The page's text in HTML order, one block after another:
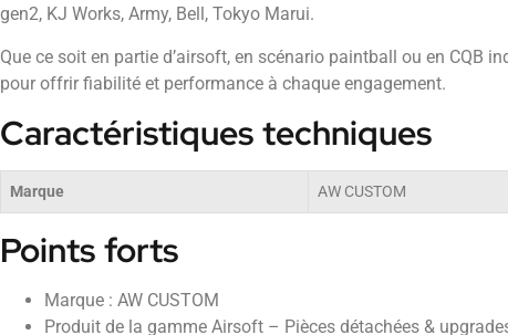
gen2, KJ Works, Army, Bell, Tokyo Marui.
Que ce soit en partie d’airsoft, en scénario paintball ou en CQB
pour offrir fiabilité et performance à chaque engagement.
Caractéristiques techniques
Marque AW CUSTOM
Points forts
Marque : AW CUSTOM
Produit de la gamme Airsoft – Pièces détachées &